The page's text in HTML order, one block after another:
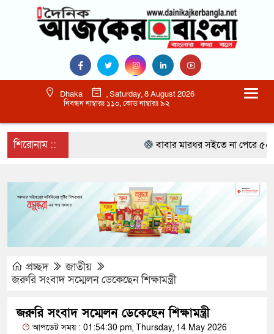
Dhaka
, Saturday, 8 August 2026
নিবন্ধন নাম্বারঃ ১১০, কোড নাম্বারঃ ৯২
শিরোনাম :: বাবার মারধর সইতে না পেরে ৫০০
প্রচ্ছদ
জাতীয়
জরুরি সংবাদ সম্মেলন ডেকেছেন শিক্ষামন্ত্রী
জরুরি সংবাদ সম্মেলন ডেকেছেন শিক্ষামন্ত্রী
আপডেট সময় : 01:54:30 pm, Thursday, 14 May 2026